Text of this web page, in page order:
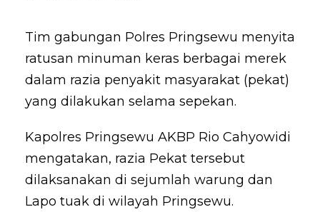
Tim gabungan Polres Pringsewu menyita
ratusan minuman keras berbagai merek
dalam razia penyakit masyarakat (pekat)
yang dilakukan selama sepekan.
Kapolres Pringsewu AKBP Rio Cahyowidi
mengatakan, razia Pekat tersebut
dilaksanakan di sejumlah warung dan
Lapo tuak di wilayah Pringsewu.